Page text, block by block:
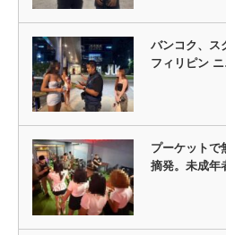
バンコク、ス
フィリピン
プーケットで
摘発。未成